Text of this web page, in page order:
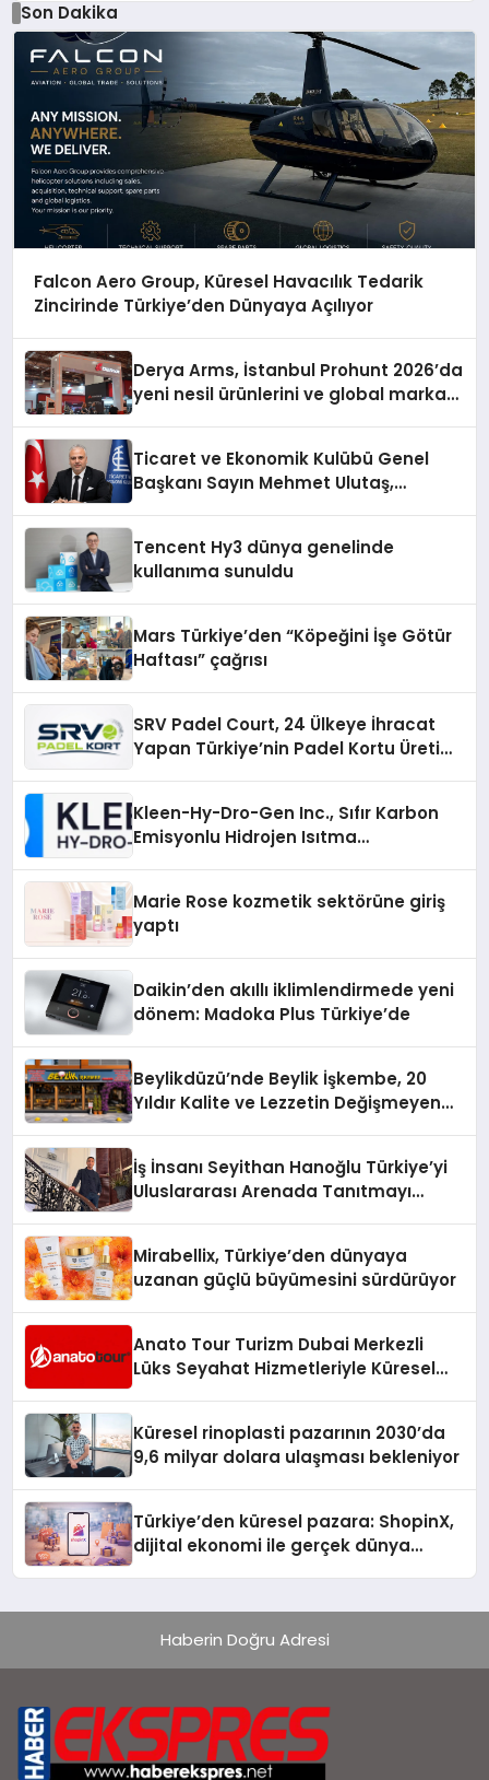
Son Dakika
Falcon Aero Group, Küresel Havacılık Tedarik
Zincirinde Türkiye’den Dünyaya Açılıyor
Derya Arms, İstanbul Prohunt 2026’da
yeni nesil ürünlerini ve global marka
Ticaret ve Ekonomik Kulübü Genel
Başkanı Sayın Mehmet Ulutaş,
Tencent Hy3 dünya genelinde
kullanıma sunuldu
Mars Türkiye’den “Köpeğini İşe Götür
Haftası” çağrısı
SRV Padel Court, 24 Ülkeye İhracat
Yapan Türkiye’nin Padel Kortu Üretim
Kleen-Hy-Dro-Gen Inc., Sıfır Karbon
Emisyonlu Hidrojen Isıtma
Marie Rose kozmetik sektörüne giriş
yaptı
Daikin’den akıllı iklimlendirmede yeni
dönem: Madoka Plus Türkiye’de
Beylikdüzü’nde Beylik İşkembe, 20
Yıldır Kalite ve Lezzetin Değişmeyen
İş İnsanı Seyithan Hanoğlu Türkiye’yi
Uluslararası Arenada Tanıtmayı
Mirabellix, Türkiye’den dünyaya
uzanan güçlü büyümesini sürdürüyor
Anato Tour Turizm Dubai Merkezli
Lüks Seyahat Hizmetleriyle Küresel
Küresel rinoplasti pazarının 2030’da
9,6 milyar dolara ulaşması bekleniyor
Türkiye’den küresel pazara: ShopinX,
dijital ekonomi ile gerçek dünya
Haberin Doğru Adresi